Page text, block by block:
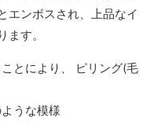
エンボスされ、上品なイ
す。
とにより、 ピリング(毛
うな模様